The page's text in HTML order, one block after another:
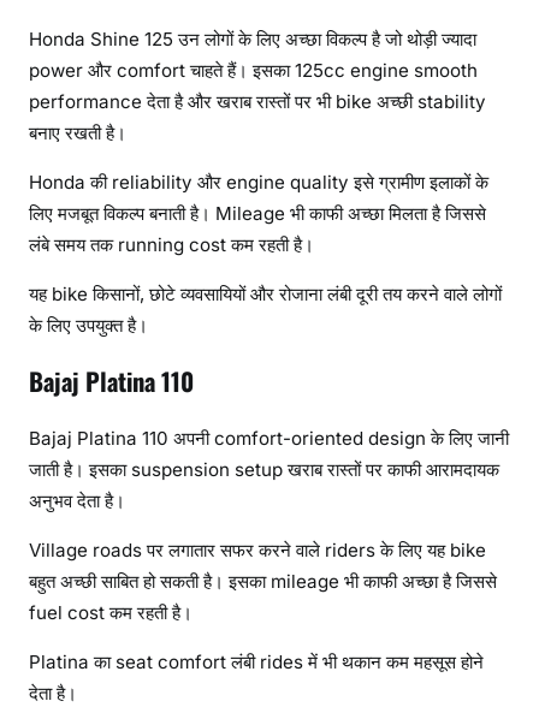
Honda Shine 125 उन लोगों के लिए अच्छा विकल्प है जो थोड़ी ज्यादा
power और comfort चाहते हैं। इसका 125cc engine smooth
performance देता है और खराब रास्तों पर भी bike अच्छी stability
बनाए रखती है।
Honda की reliability और engine quality इसे ग्रामीण इलाकों के
लिए मजबूत विकल्प बनाती है। Mileage भी काफी अच्छा मिलता है जिससे
लंबे समय तक running cost कम रहती है।
यह bike किसानों, छोटे व्यवसायियों और रोजाना लंबी दूरी तय करने वाले लोगों
के लिए उपयुक्त है।
Bajaj Platina 110
Bajaj Platina 110 अपनी comfort-oriented design के लिए जानी
जाती है। इसका suspension setup खराब रास्तों पर काफी आरामदायक
अनुभव देता है।
Village roads पर लगातार सफर करने वाले riders के लिए यह bike
बहुत अच्छी साबित हो सकती है। इसका mileage भी काफी अच्छा है जिससे
fuel cost कम रहती है।
Platina का seat comfort लंबी rides में भी थकान कम महसूस होने
देता है।